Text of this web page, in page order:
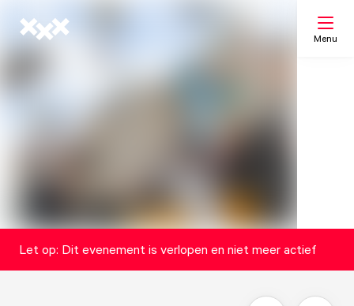
Menu
Let op: Dit evenement is verlopen en niet meer actief